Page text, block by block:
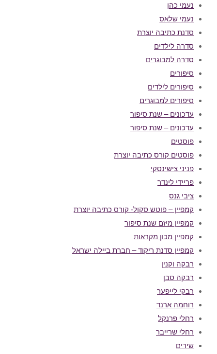
נעמי כהן
נעמי שלאס
סדנת כתיבה יוצרת
סדרה לילדים
סדרה למבוגרים
סיפורים
סיפורים לילדים
סיפורים למבוגרים
עדכונים – שנת סיפור
עדכונים – שנת סיפור
פוסטים
פוסטים קורס כתיבה יוצרת
פניני צישינסקי
פריידי לינדר
ציבי גנס
קמפיין – פוטש סקול- קורס כתיבה יוצרת
קמפיין מיזם שנת סיפור
קמפיין מכון מקראות
קמפיין סדנת ריקוד – חברת ביילה ישראל
רבקה וקנין
רבקה סבן
רבקי לייפער
רוחמה ארנד
רחלי פרנקל
רחלי שרייבר
שירים